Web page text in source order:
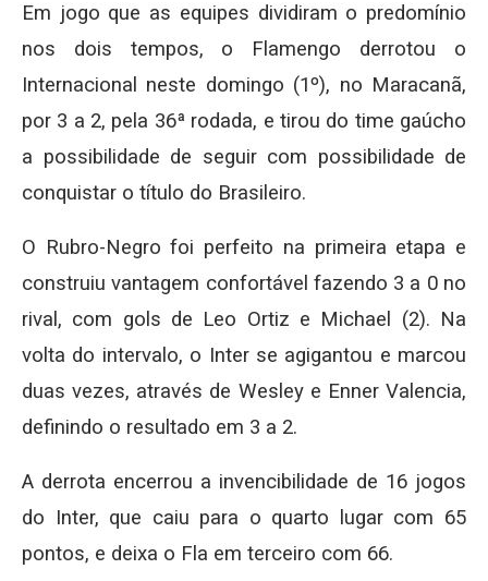
Em jogo que as equipes dividiram o predomínio
nos dois tempos, o Flamengo derrotou o
Internacional neste domingo (1º), no Maracanã,
por 3 a 2, pela 36ª rodada, e tirou do time gaúcho
a possibilidade de seguir com possibilidade de
conquistar o título do Brasileiro.
O Rubro-Negro foi perfeito na primeira etapa e
construiu vantagem confortável fazendo 3 a 0 no
rival, com gols de Leo Ortiz e Michael (2). Na
volta do intervalo, o Inter se agigantou e marcou
duas vezes, através de Wesley e Enner Valencia,
definindo o resultado em 3 a 2.
A derrota encerrou a invencibilidade de 16 jogos
do Inter, que caiu para o quarto lugar com 65
pontos, e deixa o Fla em terceiro com 66.